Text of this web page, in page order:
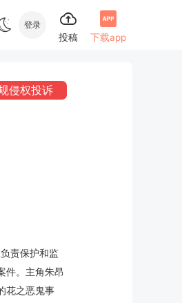
登录
投稿 下载app
侵权投诉
责保护和监
件。主角朱昂
花之恶鬼事